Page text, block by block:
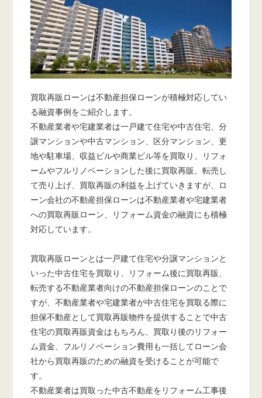
買取再販ローンは不動産担保ローンが積極対応してい
る融資事例をご紹介します。
不動産業者や宅建業者は一戸建て住宅や中古住宅、分
譲マンションや中古マンション、区分マンション、更
地や駐車場、収益ビルや商業ビル等を買取り、リフォ
ームやフルリノベーションした後に買取再販、転売し
て売り上げ、買取再販の利益を上げていきますが、ロ
ーン会社の不動産担保ローンは不動産業者や宅建業者
への買取再販ローン、リフォーム資金の融資にも積極
対応しています。
買取再販ローンとは一戸建て住宅や分譲マンションと
いった中古住宅を買取り、リフォーム後に買取再販、
転売する不動産業者向けの不動産担保ローンのことで
すが、不動産業者や宅建業者が中古住宅を買取る際に
担保不動産として買取再販物件を提供することで中古
住宅の買取再販資金はもちろん、買取り後のリフォー
ム資金、フルリノベーション費用も一括してローン会
社から買取再販のための融資を受けることが可能で
す。
不動産業者は買取った中古不動産をリフォーム工事後